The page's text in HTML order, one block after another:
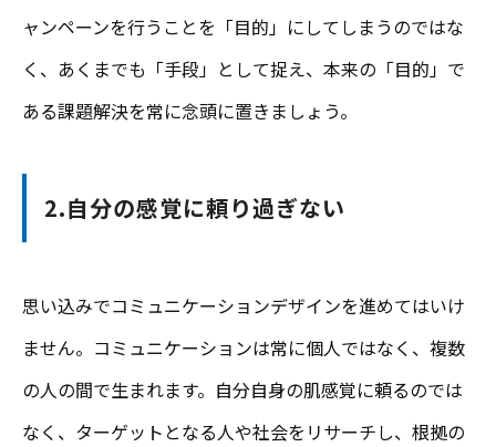
ャンペーンを行うことを「目的」にしてしまうのではな
く、あくまでも「手段」として捉え、本来の「目的」で
ある課題解決を常に念頭に置きましょう。
2.自分の感覚に頼り過ぎない
思い込みでコミュニケーションデザインを進めてはいけ
ません。コミュニケーションは常に個人ではなく、複数
の人の間で生まれます。自分自身の肌感覚に頼るのでは
なく、ターゲットとなる人や社会をリサーチし、根拠の